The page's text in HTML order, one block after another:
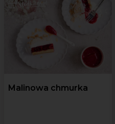
Malinowa chmurka